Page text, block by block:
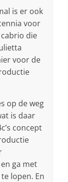
is er ook
voor
cabrio die
voor de
op de weg
is daar
concept
ga met
lopen. En